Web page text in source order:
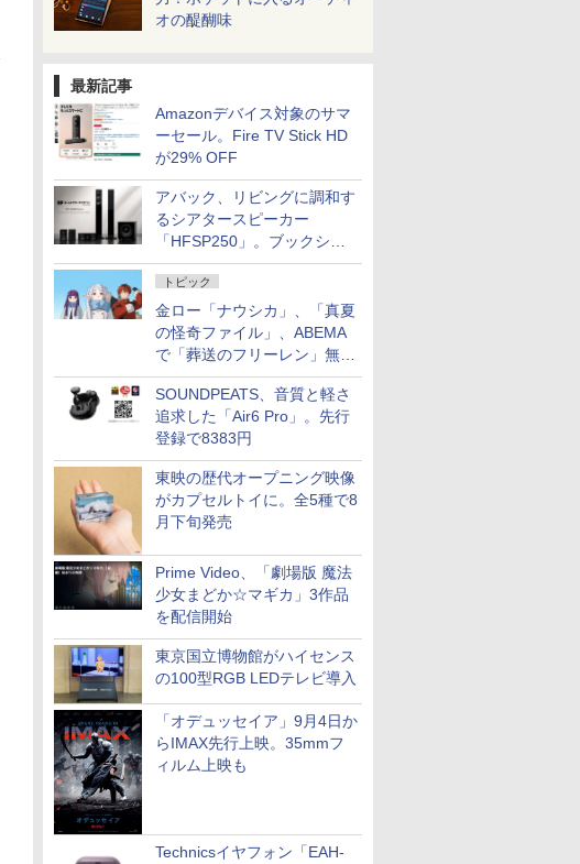
オの醍醐味
最新記事
Amazonデバイス対象のサマ
ーセール。Fire TV Stick HD
が29% OFF
アバック、リビングに調和す
るシアタースピーカー
「HFSP250」。ブックシェ
ルフはペア3万円以下
トピック
金ロー「ナウシカ」、「真夏
の怪奇ファイル」、ABEMA
で「葬送のフリーレン」無料
配信など。夏の特番・配信情
報
SOUNDPEATS、音質と軽さ
追求した「Air6 Pro」。先行
登録で8383円
東映の歴代オープニング映像
がカプセルトイに。全5種で8
月下旬発売
Prime Video、「劇場版 魔法
少女まどか☆マギカ」3作品
を配信開始
東京国立博物館がハイセンス
の100型RGB LEDテレビ導入
「オデュッセイア」9月4日か
らIMAX先行上映。35mmフ
ィルム上映も
Technicsイヤフォン「EAH-